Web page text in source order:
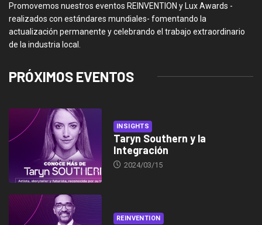
Promovemos nuestros eventos REINVENTION y Lux Awards -
realizados con estándares mundiales- fomentando la
actualización permanente y celebrando el trabajo extraordinario
de la industria local.
PRÓXIMOS EVENTOS
INSIGHTS
Taryn Southern y la
Integración
2024/03/15
REINVENTION